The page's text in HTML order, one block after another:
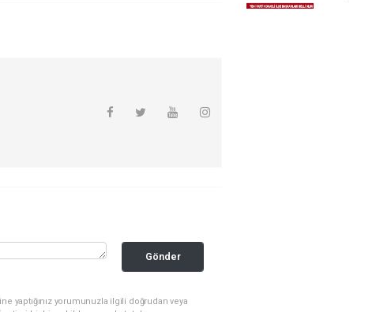
Gönder
yaptığınız yorumunuzla ilgili doğrudan veya